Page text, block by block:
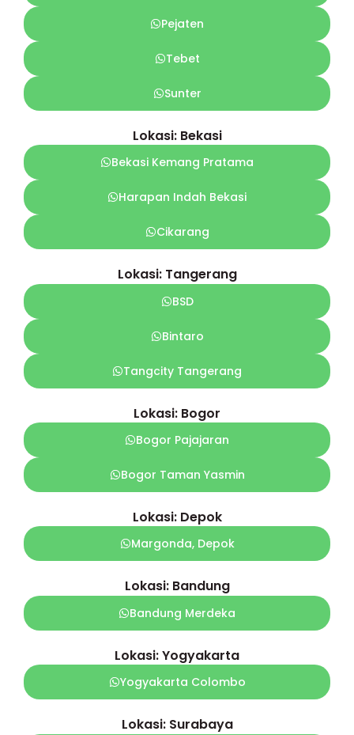
Pejaten
Tebet
Sunter
Lokasi: Bekasi
Bekasi Kemang Pratama
Harapan Indah Bekasi
Cikarang
Lokasi: Tangerang
BSD
Bintaro
Tangcity Tangerang
Lokasi: Bogor
Bogor Pajajaran
Bogor Taman Yasmin
Lokasi: Depok
Margonda, Depok
Lokasi: Bandung
Bandung Merdeka
Lokasi: Yogyakarta
Yogyakarta Colombo
Lokasi: Surabaya